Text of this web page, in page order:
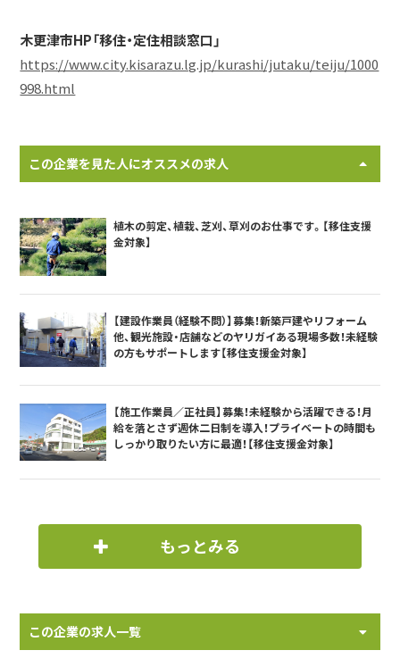
木更津市HP「移住・定住相談窓口」
https://www.city.kisarazu.lg.jp/kurashi/jutaku/teiju/1000
998.html
この企業を見た人にオススメの求人
植木の剪定、植栽、芝刈、草刈のお仕事です。【移住支援
金対象】
【建設作業員（経験不問）】募集！新築戸建やリフォーム
他、観光施設・店舗などのヤリガイある現場多数！未経験
の方もサポートします【移住支援金対象】
【施工作業員／正社員】募集！未経験から活躍できる！月
給を落とさず週休二日制を導入！プライベートの時間も
しっかり取りたい方に最適！【移住支援金対象】
もっとみる
この企業の求人一覧